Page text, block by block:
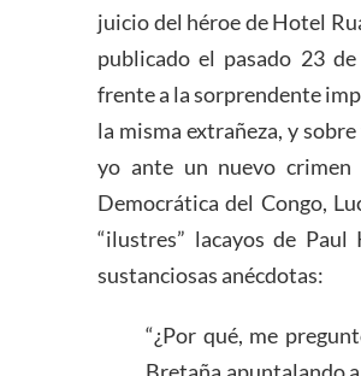
juicio del héroe de Hotel
publicado el pasado 23
frente a la sorprendente
la misma extrañeza, y
yo ante un nuevo
Democrática del Congo,
“ilustres” lacayos de
sustanciosas anécdotas:
“¿Por qué, me
Bretaña apuntalando